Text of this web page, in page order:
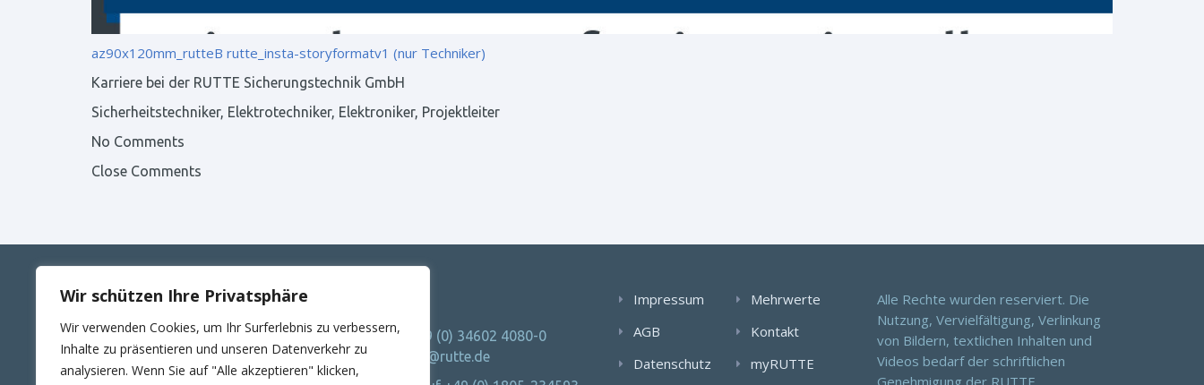
Wir schützen Ihre Privatsphäre
Wir verwenden Cookies, um Ihr Surferlebnis zu verbessern,
Inhalte zu präsentieren und unseren Datenverkehr zu
analysieren. Wenn Sie auf "Alle akzeptieren" klicken,
az90x120mm_rutteB rutte_insta-storyformatv1 (nur Techniker)
Karriere bei der RUTTE Sicherungstechnik GmbH
Sicherheitstechniker, Elektrotechniker, Elektroniker, Projektleiter
No Comments
Close Comments
ANSCHRIFT
RUTTE Sicherungstechnik GmbH
Wilhelm-Külz-Str.4
06188 Landsberg
Telefon: +49 (0) 34602 4080-0
E-Mail: info@rutte.de
Impressum
AGB
Datenschutz
Mehrwerte
Kontakt
myRUTTE
Alle Rechte wurden reserviert. Die
Nutzung, Vervielfältigung, Verlinkung
von Bildern, textlichen Inhalten und
Videos bedarf der schriftlichen
Genehmigung der RUTTE